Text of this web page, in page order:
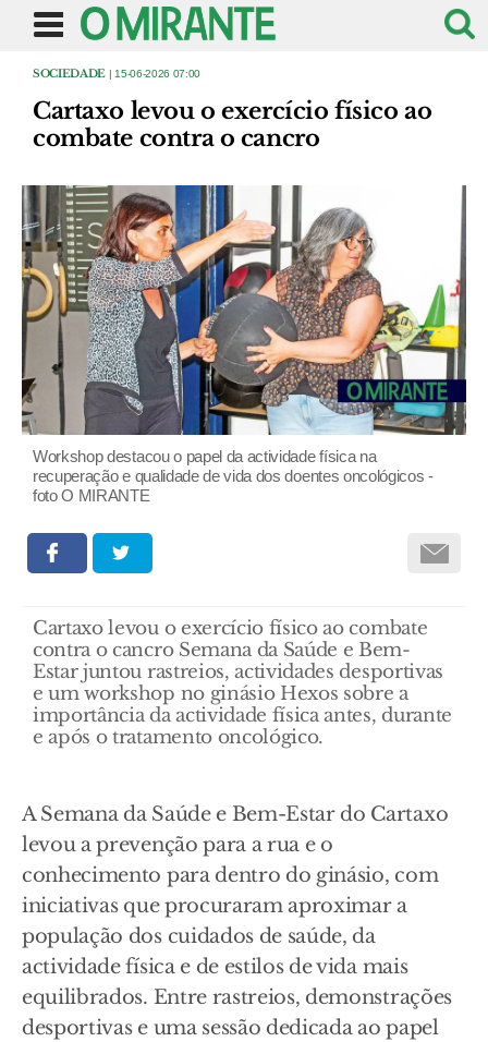
SOCIEDADE | 15-06-2026 07:00
Cartaxo levou o exercício físico ao
combate contra o cancro
Workshop destacou o papel da actividade física na
recuperação e qualidade de vida dos doentes oncológicos -
foto O MIRANTE
Cartaxo levou o exercício físico ao combate
contra o cancro Semana da Saúde e Bem-
Estar juntou rastreios, actividades desportivas
e um workshop no ginásio Hexos sobre a
importância da actividade física antes, durante
e após o tratamento oncológico.
A Semana da Saúde e Bem-Estar do Cartaxo
levou a prevenção para a rua e o
conhecimento para dentro do ginásio, com
iniciativas que procuraram aproximar a
população dos cuidados de saúde, da
actividade física e de estilos de vida mais
equilibrados. Entre rastreios, demonstrações
desportivas e uma sessão dedicada ao papel